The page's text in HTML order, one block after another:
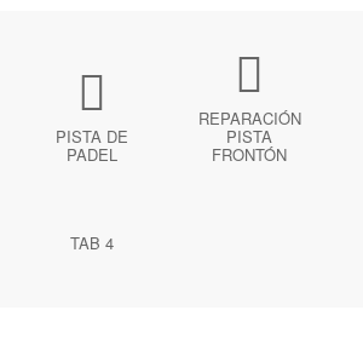
PISTA DE
PADEL
REPARACIÓN
PISTA
FRONTÓN
TAB 4